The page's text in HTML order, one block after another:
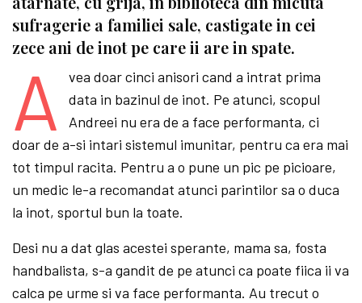
sufragerie a familiei sale, castigate in cei
zece ani de inot pe care ii are in spate.
A
vea doar cinci anisori cand a intrat prima
data in bazinul de inot. Pe atunci, scopul
Andreei nu era de a face performanta, ci
doar de a-si intari sistemul imunitar, pentru ca era mai
tot timpul racita. Pentru a o pune un pic pe picioare,
un medic le-a recomandat atunci parintilor sa o duca
la inot, sportul bun la toate.
Desi nu a dat glas acestei sperante, mama sa, fosta
handbalista, s-a gandit de pe atunci ca poate fiica ii va
calca pe urme si va face performanta. Au trecut o